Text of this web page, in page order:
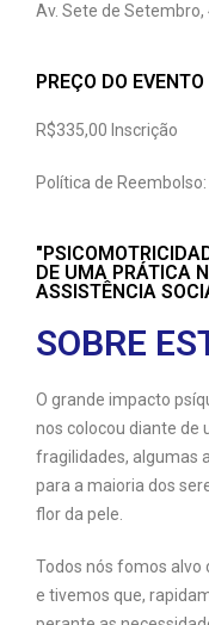
Av. Sete de
PREÇO DO EVENTO
R$335,00 Inscrição
Política de
DE UMA PRÁTICA
ASSISTÊNCIA
SOBRE
O grande impacto
nos colocou diante de
fragilidades, algumas
para a maioria dos
flor da pele.
Todos nós fomos alvo
e tivemos que,